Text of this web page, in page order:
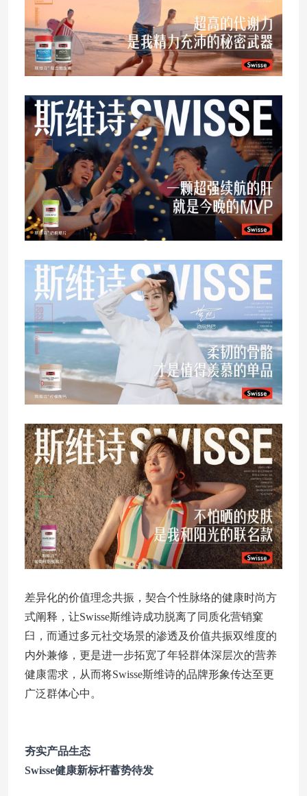
差异化的价值理念共振，契合个性脉络的健康时尚方
式阐释，让Swisse斯维诗成功脱离了同质化营销窠
臼，而通过多元社交场景的渗透及价值共振双维度的
内外兼修，更是进一步拓宽了年轻群体深层次的营养
健康需求，从而将Swisse斯维诗的品牌形象传达至更
广泛群体心中。
夯实产品生态
Swisse健康新标杆蓄势待发